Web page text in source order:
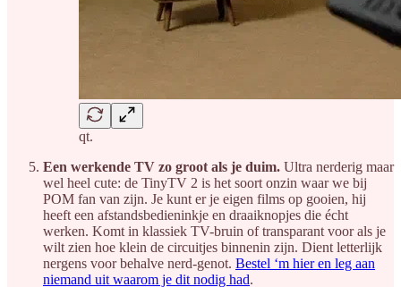
qt.
Een werkende TV zo groot als je duim. Ultra nerderig maar
wel heel cute: de TinyTV 2 is het soort onzin waar we bij
POM fan van zijn. Je kunt er je eigen films op gooien, hij
heeft een afstandsbedieninkje en draaiknopjes die écht
werken. Komt in klassiek TV-bruin of transparant voor als je
wilt zien hoe klein de circuitjes binnenin zijn. Dient letterlijk
nergens voor behalve nerd-genot. Bestel ‘m hier en leg aan
niemand uit waarom je dit nodig had.